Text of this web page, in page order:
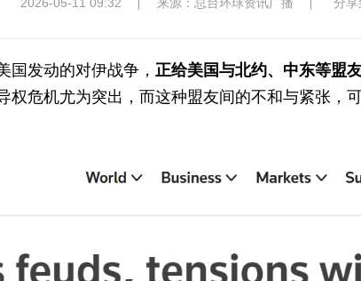
国发动的对伊战争， 正给美国与北约、中东等盟
权危机尤为突出，而这种盟友间的不和与紧张，